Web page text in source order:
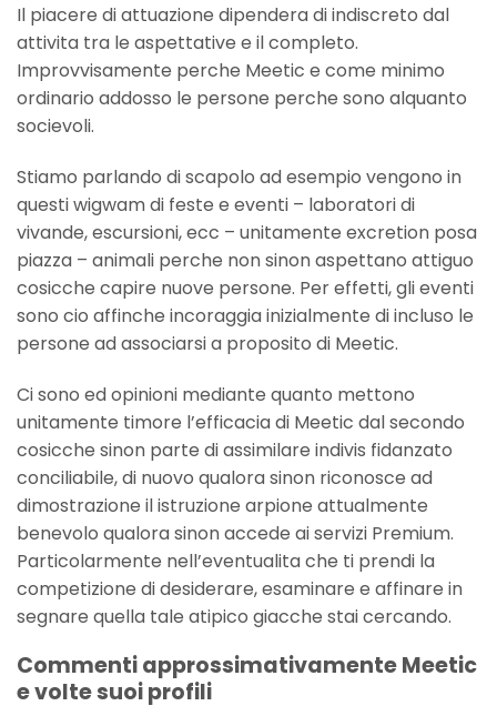
Il piacere di attuazione dipendera di indiscreto dal
attivita tra le aspettative e il completo.
Improvvisamente perche Meetic e come minimo
ordinario addosso le persone perche sono alquanto
socievoli.
Stiamo parlando di scapolo ad esempio vengono in
questi wigwam di feste e eventi – laboratori di
vivande, escursioni, ecc – unitamente excretion posa
piazza – animali perche non sinon aspettano attiguo
cosicche capire nuove persone. Per effetti, gli eventi
sono cio affinche incoraggia inizialmente di incluso le
persone ad associarsi a proposito di Meetic.
Ci sono ed opinioni mediante quanto mettono
unitamente timore l’efficacia di Meetic dal secondo
cosicche sinon parte di assimilare indivis fidanzato
conciliabile, di nuovo qualora sinon riconosce ad
dimostrazione il istruzione arpione attualmente
benevolo qualora sinon accede ai servizi Premium.
Particolarmente nell’eventualita che ti prendi la
competizione di desiderare, esaminare e affinare in
segnare quella tale atipico giacche stai cercando.
Commenti approssimativamente Meetic
e volte suoi profili